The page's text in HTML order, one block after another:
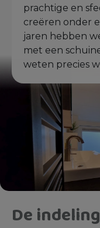
prachtige en
creëren onder
jaren hebben
met een
weten precies
De